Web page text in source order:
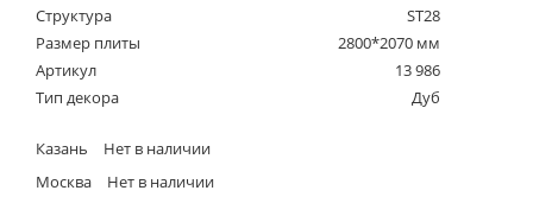
Структура
ST28
Размер плиты
2800*2070 мм
Артикул
13 986
Тип декора
Дуб
Казань
Нет в наличии
Москва
Нет в наличии